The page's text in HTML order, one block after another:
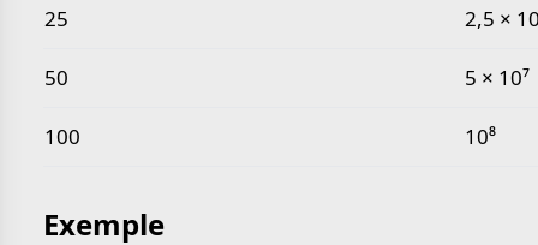
25 2,5 ×
50 5 × 10⁷
100 10⁸
Exemple